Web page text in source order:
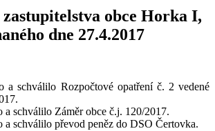
zastupitelstva obce Horka I,
dne 27.4.2017
a schválilo Rozpočtové opatření č. 2 vedené
a schválilo Záměr obce č.j. 120/2017.
a schválilo převod peněz do DSO Čertovka.